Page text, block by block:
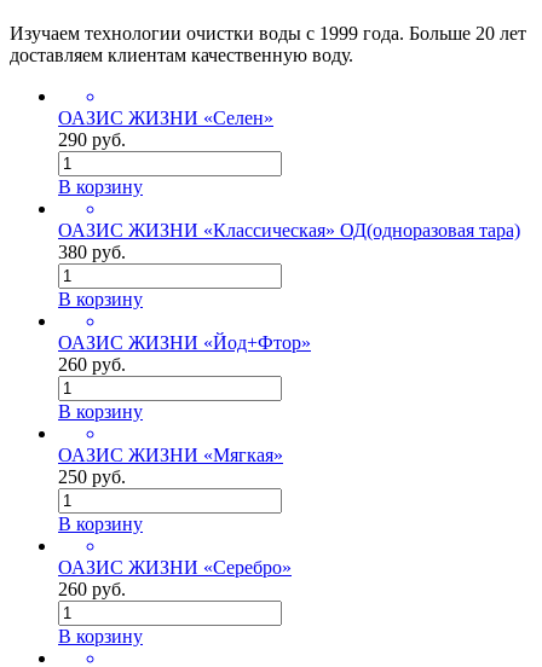
Изучаем технологии очистки воды с 1999 года. Больше 20 лет
доставляем клиентам качественную воду.
ОАЗИС ЖИЗНИ «Селен»
290 руб.
В корзину
ОАЗИС ЖИЗНИ «Классическая» ОД(одноразовая тара)
380 руб.
В корзину
ОАЗИС ЖИЗНИ «Йод+Фтор»
260 руб.
В корзину
ОАЗИС ЖИЗНИ «Мягкая»
250 руб.
В корзину
ОАЗИС ЖИЗНИ «Серебро»
260 руб.
В корзину